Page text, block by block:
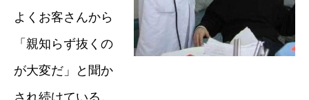
よくお客さんから
「親知らず抜くの
が大変だ」と聞か
され続けている。